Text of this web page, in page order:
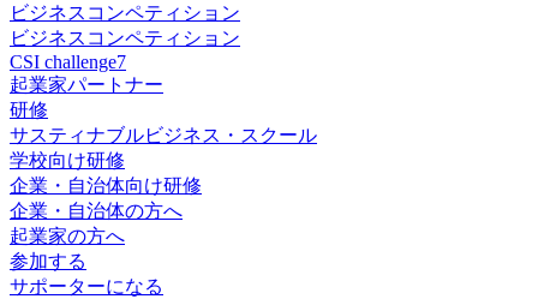
ビジネスコンペティション
ビジネスコンペティション
CSI challenge7
起業家パートナー
研修
サスティナブルビジネス・スクール
学校向け研修
企業・自治体向け研修
企業・自治体の方へ
起業家の方へ
参加する
サポーターになる